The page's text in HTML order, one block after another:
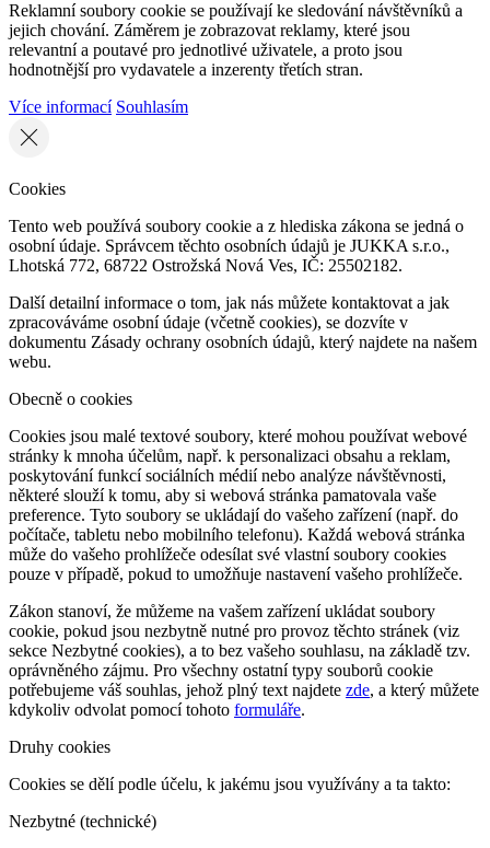
Reklamní soubory cookie se používají ke sledování návštěvníků a
jejich chování. Záměrem je zobrazovat reklamy, které jsou
relevantní a poutavé pro jednotlivé uživatele, a proto jsou
hodnotnější pro vydavatele a inzerenty třetích stran.
Více informací Souhlasím
Cookies
Tento web používá soubory cookie a z hlediska zákona se jedná o
osobní údaje. Správcem těchto osobních údajů je JUKKA s.r.o.,
Lhotská 772, 68722 Ostrožská Nová Ves, IČ: 25502182.
Další detailní informace o tom, jak nás můžete kontaktovat a jak
zpracováváme osobní údaje (včetně cookies), se dozvíte v
dokumentu Zásady ochrany osobních údajů, který najdete na našem
webu.
Obecně o cookies
Cookies jsou malé textové soubory, které mohou používat webové
stránky k mnoha účelům, např. k personalizaci obsahu a reklam,
poskytování funkcí sociálních médií nebo analýze návštěvnosti,
některé slouží k tomu, aby si webová stránka pamatovala vaše
preference. Tyto soubory se ukládají do vašeho zařízení (např. do
počítače, tabletu nebo mobilního telefonu). Každá webová stránka
může do vašeho prohlížeče odesílat své vlastní soubory cookies
pouze v případě, pokud to umožňuje nastavení vašeho prohlížeče.
Zákon stanoví, že můžeme na vašem zařízení ukládat soubory
cookie, pokud jsou nezbytně nutné pro provoz těchto stránek (viz
sekce Nezbytné cookies), a to bez vašeho souhlasu, na základě tzv.
oprávněného zájmu. Pro všechny ostatní typy souborů cookie
potřebujeme váš souhlas, jehož plný text najdete zde, a který můžete
kdykoliv odvolat pomocí tohoto formuláře.
Druhy cookies
Cookies se dělí podle účelu, k jakému jsou využívány a ta takto:
Nezbytné (technické)